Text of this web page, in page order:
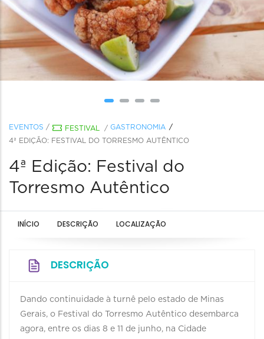
EVENTOS / FESTIVAL / GASTRONOMIA
4ª EDIÇÃO: FESTIVAL DO TORRESMO AUTÊNTICO
4ª Edição: Festival do
Torresmo Autêntico
INÍCIO DESCRIÇÃO LOCALIZAÇÃO
DESCRIÇÃO
Dando continuidade à turnê pelo estado de Minas
Gerais, o Festival do Torresmo Autêntico desembarca
agora, entre os dias 8 e 11 de junho, na Cidade